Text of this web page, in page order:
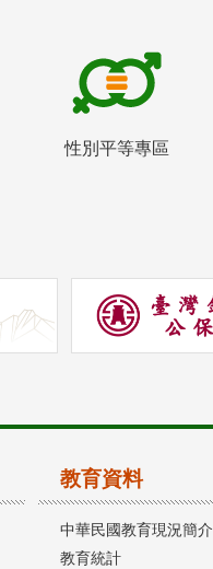
性別平等專區
教育資料
中華民國教育現況簡介
教育統計